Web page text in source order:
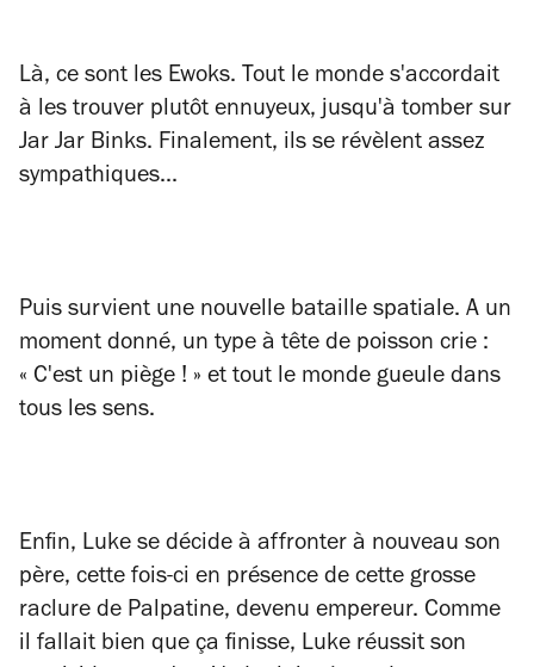
Là, ce sont les Ewoks. Tout le monde s'accordait
à les trouver plutôt ennuyeux, jusqu'à tomber sur
Jar Jar Binks. Finalement, ils se révèlent assez
sympathiques...
Puis survient une nouvelle bataille spatiale. A un
moment donné, un type à tête de poisson crie :
« C'est un piège ! » et tout le monde gueule dans
tous les sens.
Enfin, Luke se décide à affronter à nouveau son
père, cette fois-ci en présence de cette grosse
raclure de Palpatine, devenu empereur. Comme
il fallait bien que ça finisse, Luke réussit son